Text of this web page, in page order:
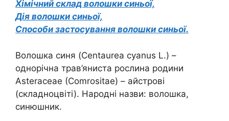
Хімічний склад волошки синьої,
Дія волошки синьої,
Способи застосування волошки синьої.
Волошка синя (Centaurea cyanus L.) –
однорічна трав’яниста рослина родини
Asteraceae (Comrositae) – айстрові
(складноцвіті). Народні назви: волошка,
синюшник.